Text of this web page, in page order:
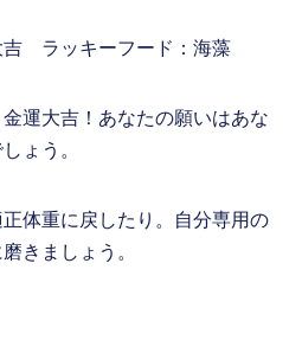
ラッキーフード：海藻
運大吉！あなたの願いはあな
ょう。
体重に戻したり。自分専用の
きましょう。